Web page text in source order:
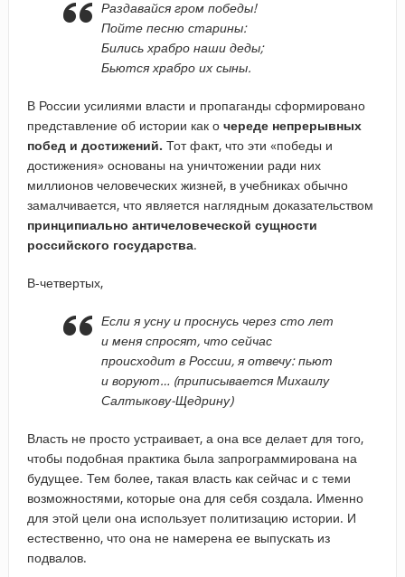
Раздавайся гром победы!
Пойте песню старины:
Бились храбро наши деды;
Бьются храбро их сыны.
В России усилиями власти и пропаганды сформировано
представление об истории как очереде непрерывных
побед и достижений. Тот факт, что эти «победы и
достижения» основаны на уничтожении ради них
миллионов человеческих жизней, в учебниках обычно
замалчивается, что является наглядным доказательством
принципиально античеловеческой сущности
российского государства.
В-четвертых,
Если я усну и проснусь через сто лет
и меня спросят, что сейчас
происходит в России, я отвечу: пьют
и воруют… (приписывается Михаилу
Салтыкову-Щедрину)
Власть не просто устраивает, а она все делает для того,
чтобы подобная практика была запрограммирована на
будущее. Тем более, такая власть как сейчас и с теми
возможностями, которые она для себя создала. Именно
для этой цели она использует политизацию истории. И
естественно, что она не намерена ее выпускать из
подвалов.